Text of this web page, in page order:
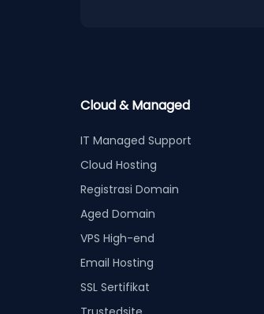
Cloud & Managed
IT Managed Support
Cloud Hosting
Registrasi Domain
Aged Domain
VPS High-end
Email Hosting
SSL Sertifikat